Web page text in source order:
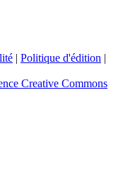
| Politique d'édition |
Creative Commons